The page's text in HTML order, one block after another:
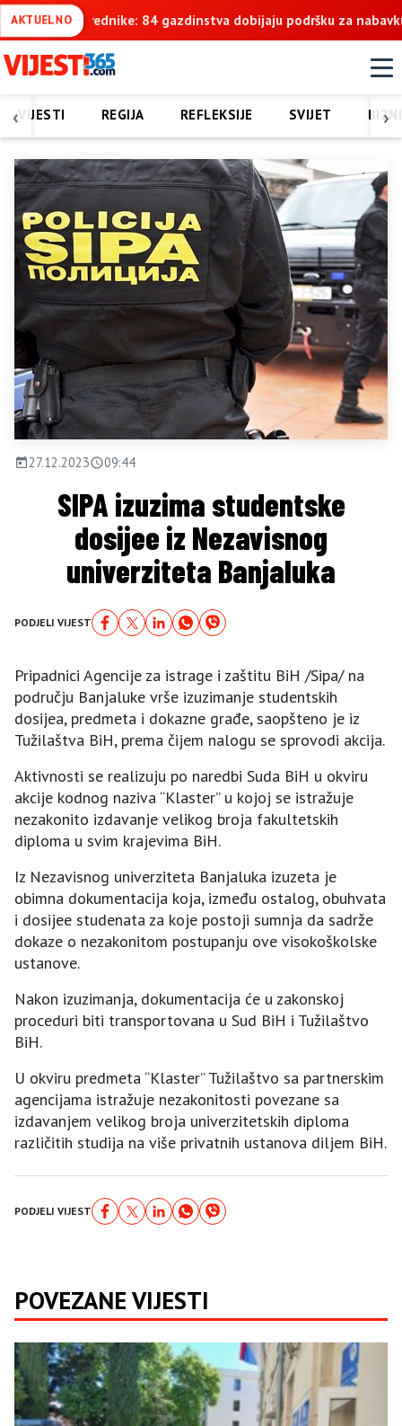
AKTUELNO
podršku za nabavku traktora „Belarus“ Počela podjela
‹ ›
VIJESTI REGIJA REFLEKSIJE SVIJET
27.12.2023 09:44
SIPA izuzima studentske
dosijee iz Nezavisnog
univerziteta Banjaluka
PODJELI VIJEST
Pripadnici Agencije za istrage i zaštitu BiH /Sipa/ na
području Banjaluke vrše izuzimanje studentskih
dosijea, predmeta i dokazne građe, saopšteno je iz
Tužilaštva BiH, prema čijem nalogu se sprovodi akcija.
Aktivnosti se realizuju po naredbi Suda BiH u okviru
akcije kodnog naziva “Klaster” u kojoj se istražuje
nezakonito izdavanje velikog broja fakultetskih
diploma u svim krajevima BiH.
Iz Nezavisnog univerziteta Banjaluka izuzeta je
obimna dokumentacija koja, između ostalog, obuhvata
i dosijee studenata za koje postoji sumnja da sadrže
dokaze o nezakonitom postupanju ove visokoškolske
ustanove.
Nakon izuzimanja, dokumentacija će u zakonskoj
proceduri biti transportovana u Sud BiH i Tužilaštvo
BiH.
U okviru predmeta “Klaster” Tužilaštvo sa partnerskim
agencijama istražuje nezakonitosti povezane sa
izdavanjem velikog broja univerzitetskih diploma
različitih studija na više privatnih ustanova diljem BiH.
PODJELI VIJEST
POVEZANE VIJESTI